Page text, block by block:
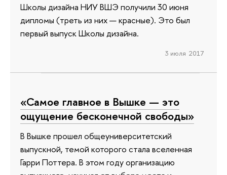
Школы дизайна НИУ ВШЭ получили 30 июня
дипломы (треть из них — красные). Это был
первый выпуск Школы дизайна.
3 июля 2017
«Самое главное в Вышке — это
ощущение бесконечной свободы»
В Вышке прошел общеуниверситетский
выпускной, темой которого стала вселенная
Гарри Поттера. В этом году организацию